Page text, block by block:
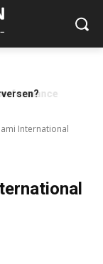
International